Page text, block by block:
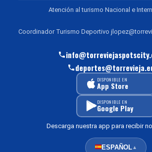
Atención al turismo Nacional e
Coordinador Turismo Deportivo
DISPONIBLE EN
App Store
DISPONIBLE EN
Google Play
Descarga nuestra app para recibir
ESPAÑOL▲